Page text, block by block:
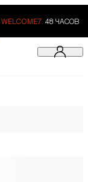
WELCOME7. 48 ЧАСОВ